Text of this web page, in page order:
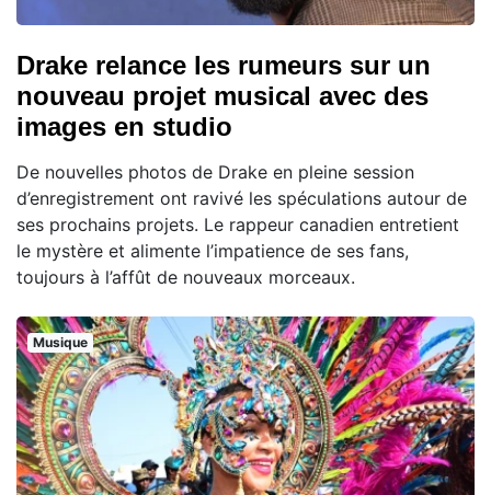
Drake relance les rumeurs sur un
nouveau projet musical avec des
images en studio
De nouvelles photos de Drake en pleine session
d’enregistrement ont ravivé les spéculations autour de
ses prochains projets. Le rappeur canadien entretient
le mystère et alimente l’impatience de ses fans,
toujours à l’affût de nouveaux morceaux.
Musique